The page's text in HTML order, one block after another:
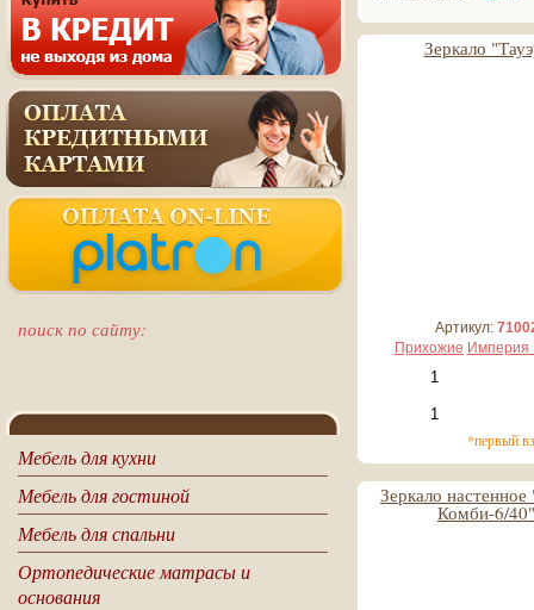
поиск по сайту:
Мебель для кухни
Мебель для гостиной
Мебель для спальни
Ортопедические матрасы и
основания
Зеркало
Артикул:
Прихожие Империя
*первый
Зеркало
Комби-6/40"